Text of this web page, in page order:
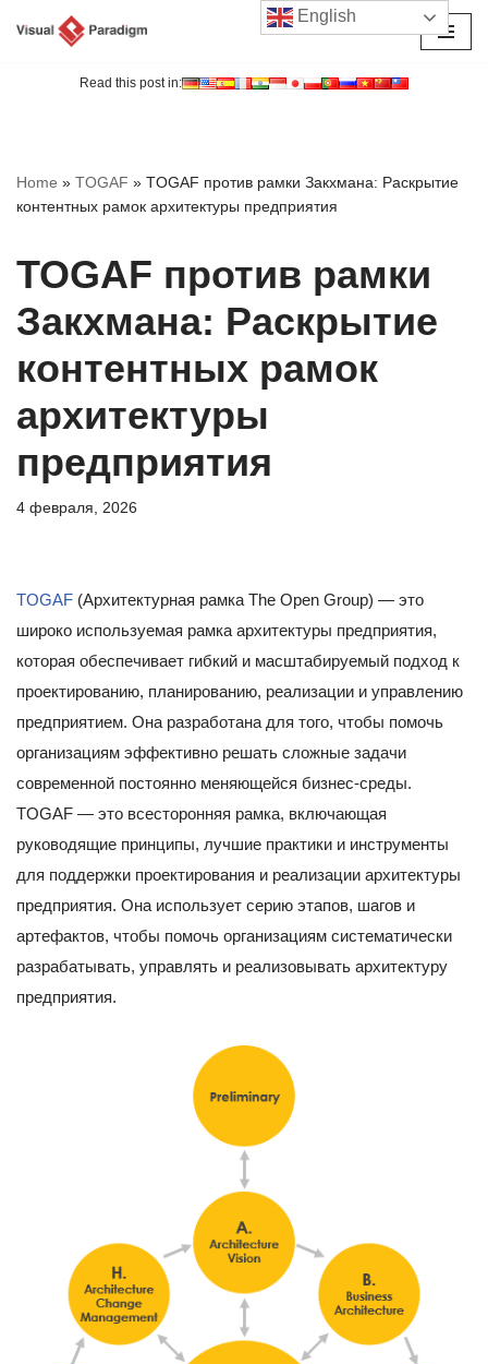
Read this post in:
Home » TOGAF » TOGAF против рамки Закхмана: Раскрытие
контентных рамок архитектуры предприятия
TOGAF против рамки
Закхмана: Раскрытие
контентных рамок
архитектуры
предприятия
4 февраля, 2026
TOGAF (Архитектурная рамка The Open Group) — это
широко используемая рамка архитектуры предприятия,
которая обеспечивает гибкий и масштабируемый подход к
проектированию, планированию, реализации и управлению
предприятием. Она разработана для того, чтобы помочь
организациям эффективно решать сложные задачи
современной постоянно меняющейся бизнес-среды.
TOGAF — это всесторонняя рамка, включающая
руководящие принципы, лучшие практики и инструменты
для поддержки проектирования и реализации архитектуры
предприятия. Она использует серию этапов, шагов и
артефактов, чтобы помочь организациям систематически
разрабатывать, управлять и реализовывать архитектуру
предприятия.
English